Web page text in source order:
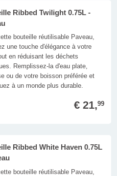
Ribbed Twilight 0.75L -
bouteille réutilisable Paveau,
une touche d'élégance à votre
en réduisant les déchets
Remplissez-la d'eau plate,
ou de votre boisson préférée et
à un monde plus durable.
€ 21,99
Ribbed White Haven 0.75L
bouteille réutilisable Paveau,